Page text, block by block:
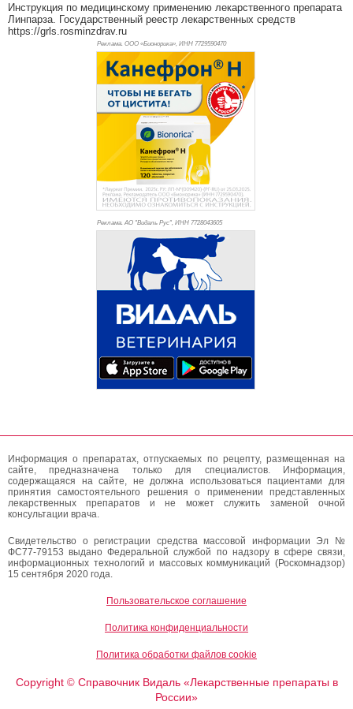
Инструкция по медицинскому применению лекарственного препарата
Линпарза. Государственный реестр лекарственных средств
https://grls.rosminzdrav.ru
Реклама. ООО «Бионорика», ИНН 7729590470
Реклама. АО "Видаль Рус", ИНН 7728043605
Информация о препаратах, отпускаемых по рецепту, размещенная на
сайте, предназначена только для специалистов. Информация,
содержащаяся на сайте, не должна использоваться пациентами для
принятия самостоятельного решения о применении представленных
лекарственных препаратов и не может служить заменой очной
консультации врача.
Свидетельство о регистрации средства массовой информации Эл №
ФС77-79153 выдано Федеральной службой по надзору в сфере связи,
информационных технологий и массовых коммуникаций (Роскомнадзор)
15 сентября 2020 года.
Пользовательское соглашение
Политика конфиденциальности
Политика обработки файлов cookie
Copyright ©Справочник Видаль «Лекарственные препараты в
России»